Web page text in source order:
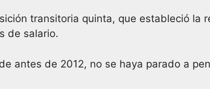
transitoria quinta, que estableció la
de salario.
antes de 2012, no se haya parado a